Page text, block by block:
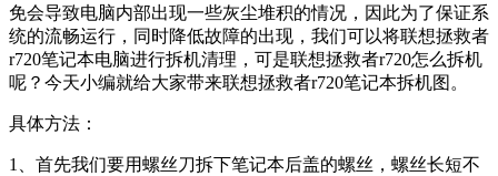
免会导致电脑内部出现一些灰尘堆积的情况，因此为了保证系
统的流畅运行，同时降低故障的出现，我们可以将联想拯救者
r720笔记本电脑进行拆机清理，可是联想拯救者r720怎么拆机
呢？今天小编就给大家带来联想拯救者r720笔记本拆机图。
具体方法：
1、首先我们要用螺丝刀拆下笔记本后盖的螺丝，螺丝长短不